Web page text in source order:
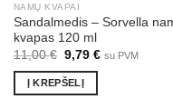
NAMŲ KVAPAI
Sandalmedis – Sorvella
kvapas 120 ml
11,00€ Original
price
was:
11,00 €.
9,79 €Current
su PVM
Į KREPŠELĮ